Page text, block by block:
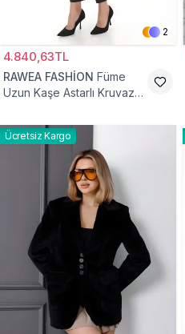
2
4.840,63TL
RAWEA FASHİON Füme
Uzun Kaşe Astarlı Kruvaze
Ücretsiz Kargo